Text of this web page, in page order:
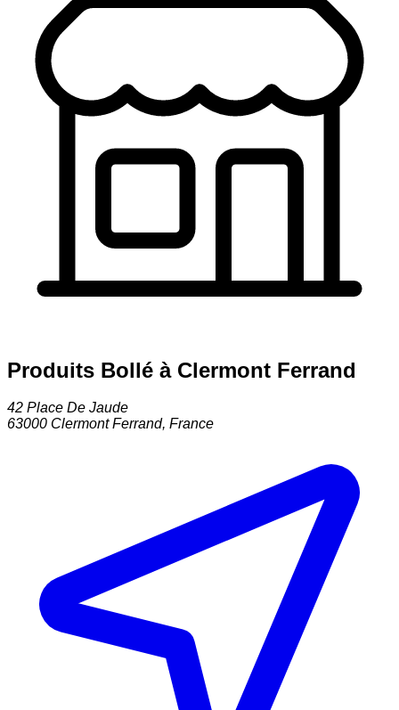
Produits Bollé à Clermont Ferrand
42 Place De Jaude
63000 Clermont Ferrand, France